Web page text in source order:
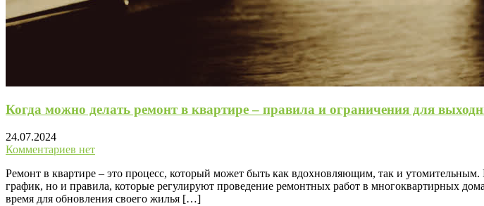
Когда можно делать ремонт в квартире – правила и ограничения для
24.07.2024
Комментариев нет
Ремонт в квартире – это процесс, который может быть как вдохновляющим, так и
график, но и правила, которые регулируют проведение ремонтных работ в многоквартирных
время для обновления своего жилья […]